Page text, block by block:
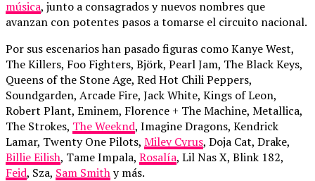
música, junto a consagrados y nuevos nombres que
avanzan con potentes pasos a tomarse el circuito nacional.
Por sus escenarios han pasado figuras como Kanye West,
The Killers, Foo Fighters, Björk, Pearl Jam, The Black Keys,
Queens of the Stone Age, Red Hot Chili Peppers,
Soundgarden, Arcade Fire, Jack White, Kings of Leon,
Robert Plant, Eminem, Florence + The Machine, Metallica,
The Strokes, The Weeknd, Imagine Dragons, Kendrick
Lamar, Twenty One Pilots, Miley Cyrus, Doja Cat, Drake,
Billie Eilish, Tame Impala, Rosalía, Lil Nas X, Blink 182,
Feid, Sza, Sam Smithy más.